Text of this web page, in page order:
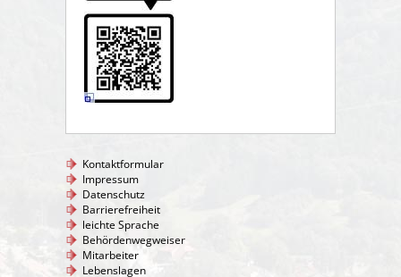
Kontaktformular
Impressum
Datenschutz
Barrierefreiheit
leichte Sprache
Behördenwegweiser
Mitarbeiter
Lebenslagen